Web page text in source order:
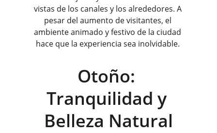
vistas de los canales y los alrededores. A
pesar del aumento de visitantes, el
ambiente animado y festivo de la ciudad
hace que la experiencia sea inolvidable.
Otoño:
Tranquilidad y
Belleza Natural